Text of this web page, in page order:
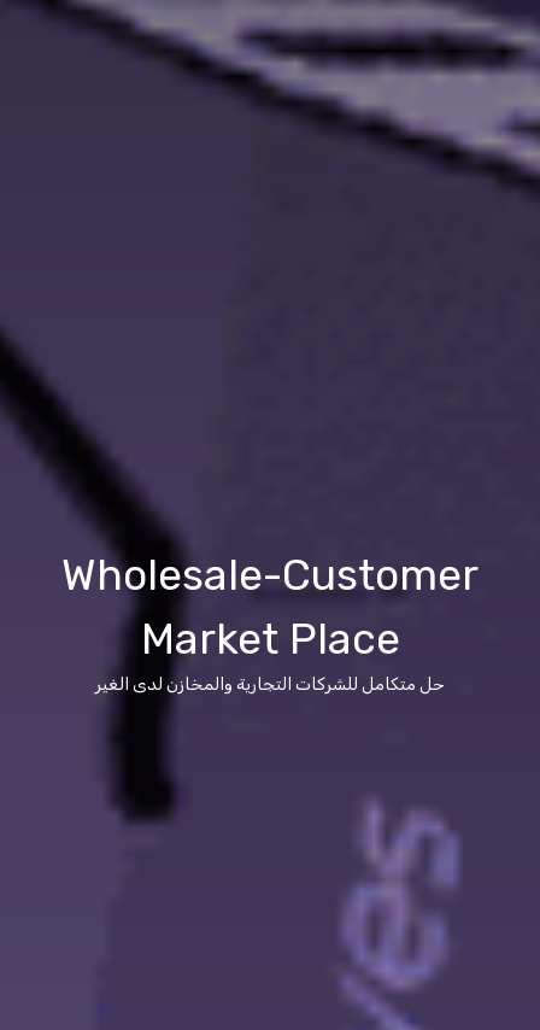
Wholesale-Customer
Market Place
حل متكامل للشركات التجارية والمخازن لدى الغير